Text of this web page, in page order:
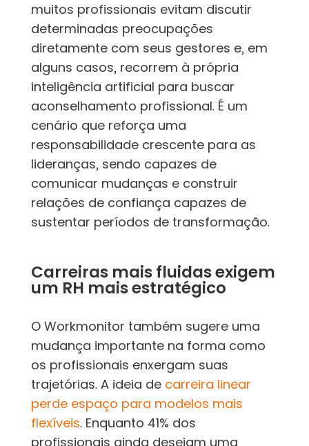
muitos profissionais evitam discutir
determinadas preocupações
diretamente com seus gestores e, em
alguns casos, recorrem à própria
inteligência artificial para buscar
aconselhamento profissional. É um
cenário que reforça uma
responsabilidade crescente para as
lideranças, sendo capazes de
comunicar mudanças e construir
relações de confiança capazes de
sustentar períodos de transformação.
Carreiras mais fluidas exigem
um RH mais estratégico
O Workmonitor também sugere uma
mudança importante na forma como
os profissionais enxergam suas
trajetórias. A ideia de carreira linear
perde espaço para modelos mais
flexíveis. Enquanto 41% dos
profissionais ainda desejam uma